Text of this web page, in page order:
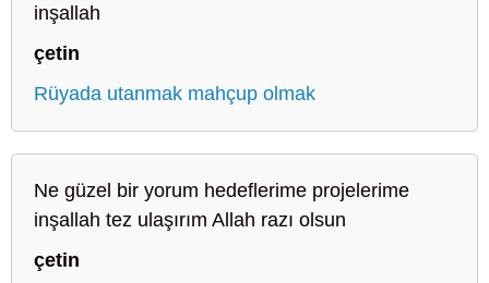
inşallah
çetin
Rüyada utanmak mahçup olmak
Ne güzel bir yorum hedeflerime projelerime
inşallah tez ulaşırım Allah razı olsun
çetin